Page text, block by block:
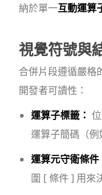
納於單一互動運算
視覺符號與
合併片段遵循嚴格
開發者可讀性：
運算子標籤：
運算子簡碼（
運算元守衛條件
圍 [ 條件 ] 用來